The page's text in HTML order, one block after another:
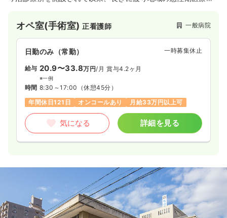
療を提供しています。
オペ室(手術室)正看護師 一般病院
日勤のみ（常勤） 一時募集休止
給与 20.9〜33.8万円/月 賞与4.2ヶ月
※一例
時間 8:30～17:00 （休憩45分）
年間休日121日
オンコールあり 月給33万円以上可
気になる 詳細を見る